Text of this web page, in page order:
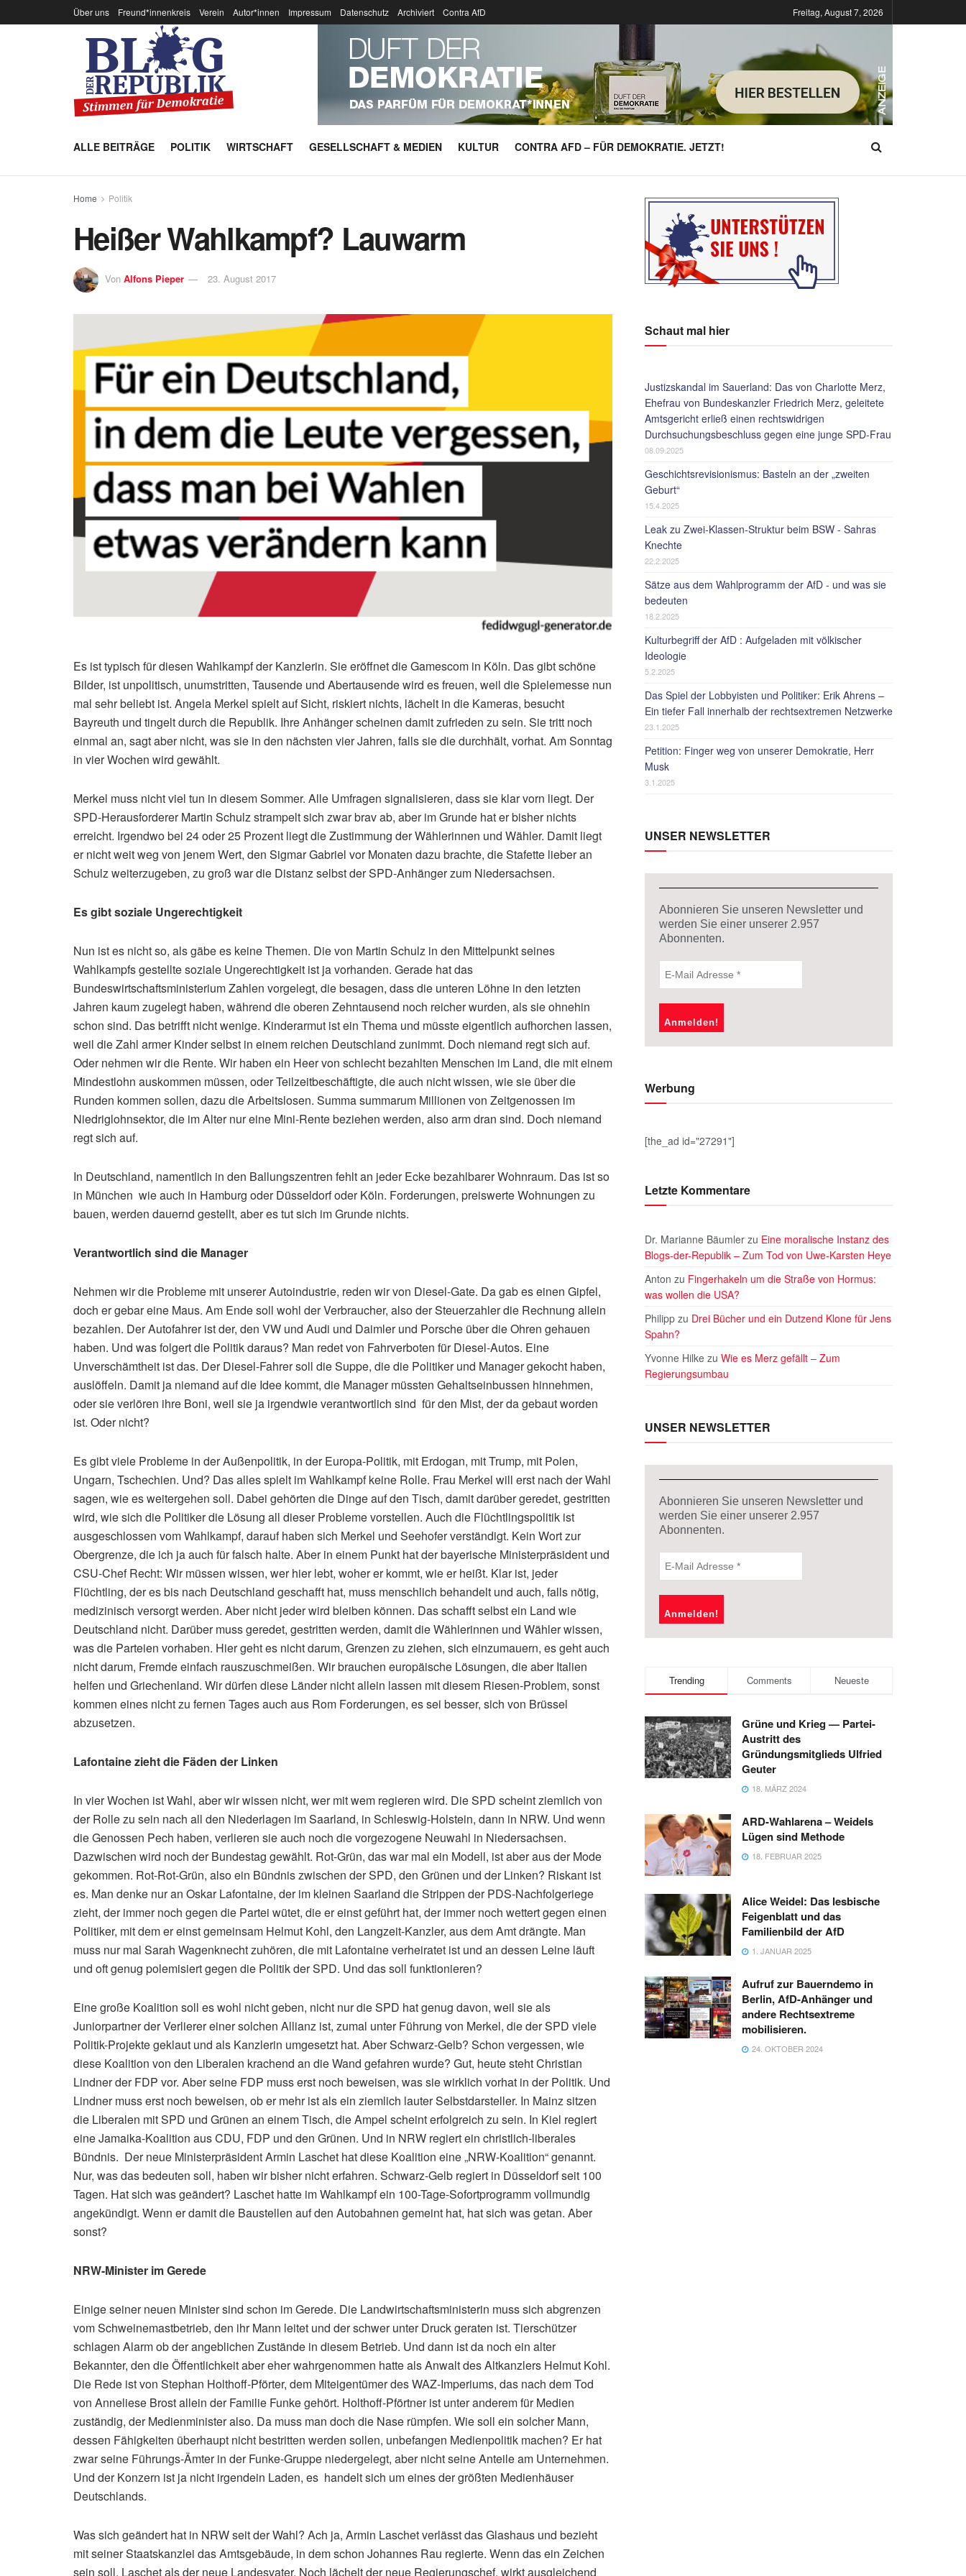
Über uns Freund*innenkreis Verein Autor*innen Impressum Datenschutz Archiviert Contra AfD Freitag, August 7, 2026
ALLE BEITRÄGE POLITIK WIRTSCHAFT GESELLSCHAFT & MEDIEN KULTUR CONTRA AFD – FÜR DEMOKRATIE. JETZT!
Home Politik
Heißer Wahlkampf? Lauwarm
Von Alfons Pieper 23. August 2017
Es ist typisch für diesen Wahlkampf der Kanzlerin. Sie eröffnet die Gamescom in Köln. Das gibt schöne
Bilder, ist unpolitisch, unumstritten, Tausende und Abertausende wird es freuen, weil die Spielemesse nun
mal sehr beliebt ist. Angela Merkel spielt auf Sicht, riskiert nichts, lächelt in die Kameras, besucht
Bayreuth und tingelt durch die Republik. Ihre Anhänger scheinen damit zufrieden zu sein. Sie tritt noch
einmal an, sagt aber nicht, was sie in den nächsten vier Jahren, falls sie die durchhält, vorhat. Am Sonntag
in vier Wochen wird gewählt.
Merkel muss nicht viel tun in diesem Sommer. Alle Umfragen signalisieren, dass sie klar vorn liegt. Der
SPD-Herausforderer Martin Schulz strampelt sich zwar brav ab, aber im Grunde hat er bisher nichts
erreicht. Irgendwo bei 24 oder 25 Prozent liegt die Zustimmung der Wählerinnen und Wähler. Damit liegt
er nicht weit weg von jenem Wert, den Sigmar Gabriel vor Monaten dazu brachte, die Stafette lieber an
Schulz weiterzugeben, zu groß war die Distanz selbst der SPD-Anhänger zum Niedersachsen.
Es gibt soziale Ungerechtigkeit
Nun ist es nicht so, als gäbe es keine Themen. Die von Martin Schulz in den Mittelpunkt seines
Wahlkampfs gestellte soziale Ungerechtigkeit ist ja vorhanden. Gerade hat das
Bundeswirtschaftsministerium Zahlen vorgelegt, die besagen, dass die unteren Löhne in den letzten
Jahren kaum zugelegt haben, während die oberen Zehntausend noch reicher wurden, als sie ohnehin
schon sind. Das betrifft nicht wenige. Kinderarmut ist ein Thema und müsste eigentlich aufhorchen lassen,
weil die Zahl armer Kinder selbst in einem reichen Deutschland zunimmt. Doch niemand regt sich auf.
Oder nehmen wir die Rente. Wir haben ein Heer von schlecht bezahlten Menschen im Land, die mit einem
Mindestlohn auskommen müssen, oder Teilzeitbeschäftigte, die auch nicht wissen, wie sie über die
Runden kommen sollen, dazu die Arbeitslosen. Summa summarum Millionen von Zeitgenossen im
Niedriglohnsektor, die im Alter nur eine Mini-Rente beziehen werden, also arm dran sind. Doch niemand
regt sich auf.
In Deutschland, namentlich in den Ballungszentren fehlt an jeder Ecke bezahlbarer Wohnraum. Das ist so
in München wie auch in Hamburg oder Düsseldorf oder Köln. Forderungen, preiswerte Wohnungen zu
bauen, werden dauernd gestellt, aber es tut sich im Grunde nichts.
Verantwortlich sind die Manager
Nehmen wir die Probleme mit unserer Autoindustrie, reden wir von Diesel-Gate. Da gab es einen Gipfel,
doch er gebar eine Maus. Am Ende soll wohl der Verbraucher, also der Steuerzahler die Rechnung allein
bezahlen. Der Autofahrer ist der, den VW und Audi und Daimler und Porsche über die Ohren gehauen
haben. Und was folgert die Politik daraus? Man redet von Fahrverboten für Diesel-Autos. Eine
Unverschämtheit ist das. Der Diesel-Fahrer soll die Suppe, die die Politiker und Manager gekocht haben,
auslöffeln. Damit ja niemand auf die Idee kommt, die Manager müssten Gehaltseinbussen hinnehmen,
oder sie verlören ihre Boni, weil sie ja irgendwie verantwortlich sind für den Mist, der da gebaut worden
ist. Oder nicht?
Es gibt viele Probleme in der Außenpolitik, in der Europa-Politik, mit Erdogan, mit Trump, mit Polen,
Ungarn, Tschechien. Und? Das alles spielt im Wahlkampf keine Rolle. Frau Merkel will erst nach der Wahl
sagen, wie es weitergehen soll. Dabei gehörten die Dinge auf den Tisch, damit darüber geredet, gestritten
wird, wie sich die Politiker die Lösung all dieser Probleme vorstellen. Auch die Flüchtlingspolitik ist
ausgeschlossen vom Wahlkampf, darauf haben sich Merkel und Seehofer verständigt. Kein Wort zur
Obergrenze, die ich ja auch für falsch halte. Aber in einem Punkt hat der bayerische Ministerpräsident und
CSU-Chef Recht: Wir müssen wissen, wer hier lebt, woher er kommt, wie er heißt. Klar ist, jeder
Flüchtling, der es bis nach Deutschland geschafft hat, muss menschlich behandelt und auch, falls nötig,
medizinisch versorgt werden. Aber nicht jeder wird bleiben können. Das schafft selbst ein Land wie
Deutschland nicht. Darüber muss geredet, gestritten werden, damit die Wählerinnen und Wähler wissen,
was die Parteien vorhaben. Hier geht es nicht darum, Grenzen zu ziehen, sich einzumauern, es geht auch
nicht darum, Fremde einfach rauszuschmeißen. Wir brauchen europäische Lösungen, die aber Italien
helfen und Griechenland. Wir dürfen diese Länder nicht allein lassen mit diesem Riesen-Problem, sonst
kommen eines nicht zu fernen Tages auch aus Rom Forderungen, es sei besser, sich von Brüssel
abzusetzen.
Lafontaine zieht die Fäden der Linken
In vier Wochen ist Wahl, aber wir wissen nicht, wer mit wem regieren wird. Die SPD scheint ziemlich von
der Rolle zu sein nach all den Niederlagen im Saarland, in Schleswig-Holstein, dann in NRW. Und wenn
die Genossen Pech haben, verlieren sie auch noch die vorgezogene Neuwahl in Niedersachsen.
Dazwischen wird noch der Bundestag gewählt. Rot-Grün, das war mal ein Modell, ist aber aus der Mode
gekommen. Rot-Rot-Grün, also ein Bündnis zwischen der SPD, den Grünen und der Linken? Riskant ist
es. Man denke nur an Oskar Lafontaine, der im kleinen Saarland die Strippen der PDS-Nachfolgeriege
zieht, der immer noch gegen die Partei wütet, die er einst geführt hat, der immer noch wettert gegen einen
Politiker, mit dem er einst gemeinsam Helmut Kohl, den Langzeit-Kanzler, aus dem Amt drängte. Man
muss nur mal Sarah Wagenknecht zuhören, die mit Lafontaine verheiratet ist und an dessen Leine läuft
und oft genug polemisiert gegen die Politik der SPD. Und das soll funktionieren?
Eine große Koalition soll es wohl nicht geben, nicht nur die SPD hat genug davon, weil sie als
Juniorpartner der Verlierer einer solchen Allianz ist, zumal unter Führung von Merkel, die der SPD viele
Politik-Projekte geklaut und als Kanzlerin umgesetzt hat. Aber Schwarz-Gelb? Schon vergessen, wie
diese Koalition von den Liberalen krachend an die Wand gefahren wurde? Gut, heute steht Christian
Lindner der FDP vor. Aber seine FDP muss erst noch beweisen, was sie wirklich vorhat in der Politik. Und
Lindner muss erst noch beweisen, ob er mehr ist als ein ziemlich lauter Selbstdarsteller. In Mainz sitzen
die Liberalen mit SPD und Grünen an einem Tisch, die Ampel scheint erfolgreich zu sein. In Kiel regiert
eine Jamaika-Koalition aus CDU, FDP und den Grünen. Und in NRW regiert ein christlich-liberales
Bündnis. Der neue Ministerpräsident Armin Laschet hat diese Koalition eine „NRW-Koalition“ genannt.
Nur, was das bedeuten soll, haben wir bisher nicht erfahren. Schwarz-Gelb regiert in Düsseldorf seit 100
Tagen. Hat sich was geändert? Laschet hatte im Wahlkampf ein 100-Tage-Sofortprogramm vollmundig
angekündigt. Wenn er damit die Baustellen auf den Autobahnen gemeint hat, hat sich was getan. Aber
sonst?
NRW-Minister im Gerede
Einige seiner neuen Minister sind schon im Gerede. Die Landwirtschaftsministerin muss sich abgrenzen
vom Schweinemastbetrieb, den ihr Mann leitet und der schwer unter Druck geraten ist. Tierschützer
schlagen Alarm ob der angeblichen Zustände in diesem Betrieb. Und dann ist da noch ein alter
Bekannter, den die Öffentlichkeit aber eher wahrgenommen hatte als Anwalt des Altkanzlers Helmut Kohl.
Die Rede ist von Stephan Holthoff-Pförter, dem Miteigentümer des WAZ-Imperiums, das nach dem Tod
von Anneliese Brost allein der Familie Funke gehört. Holthoff-Pförtner ist unter anderem für Medien
zuständig, der Medienminister also. Da muss man doch die Nase rümpfen. Wie soll ein solcher Mann,
dessen Fähigkeiten überhaupt nicht bestritten werden sollen, unbefangen Medienpolitik machen? Er hat
zwar seine Führungs-Ämter in der Funke-Gruppe niedergelegt, aber nicht seine Anteile am Unternehmen.
Und der Konzern ist ja nicht irgendein Laden, es handelt sich um eines der größten Medienhäuser
Deutschlands.
Was sich geändert hat in NRW seit der Wahl? Ach ja, Armin Laschet verlässt das Glashaus und bezieht
mit seiner Staatskanzlei das Amtsgebäude, in dem schon Johannes Rau regierte. Wenn das ein Zeichen
sein soll. Laschet als der neue Landesvater. Noch lächelt der neue Regierungschef, wirkt ausgleichend
Schaut mal hier
Justizskandal im Sauerland: Das von Charlotte Merz,
Ehefrau von Bundeskanzler Friedrich Merz, geleitete
Amtsgericht erließ einen rechtswidrigen
Durchsuchungsbeschluss gegen eine junge SPD-Frau
08.09.2025
Geschichtsrevisionismus: Basteln an der „zweiten
Geburt“
15.4.2025
Leak zu Zwei-Klassen-Struktur beim BSW - Sahras
Knechte
22.2.2025
Sätze aus dem Wahlprogramm der AfD - und was sie
bedeuten
18.2.2025
Kulturbegriff der AfD : Aufgeladen mit völkischer
Ideologie
5.2.2025
Das Spiel der Lobbyisten und Politiker: Erik Ahrens –
Ein tiefer Fall innerhalb der rechtsextremen Netzwerke
23.1.2025
Petition: Finger weg von unserer Demokratie, Herr
Musk
3.1.2025
UNSER NEWSLETTER
Abonnieren Sie unseren Newsletter und
werden Sie einer unserer 2.957
Abonnenten.
Werbung
[the_ad id="27291"]
Letzte Kommentare
Dr. Marianne Bäumler zu Eine moralische Instanz des
Blogs-der-Republik – Zum Tod von Uwe-Karsten Heye
Anton zu Fingerhakeln um die Straße von Hormus:
was wollen die USA?
Philipp zu Drei Bücher und ein Dutzend Klone für Jens
Spahn?
Yvonne Hilke zu Wie es Merz gefällt – Zum
Regierungsumbau
UNSER NEWSLETTER
Abonnieren Sie unseren Newsletter und
werden Sie einer unserer 2.957
Abonnenten.
Trending Comments Neueste
Grüne und Krieg — Partei-
Austritt des
Gründungsmitglieds Ulfried
Geuter
18. MÄRZ 2024
ARD-Wahlarena – Weidels
Lügen sind Methode
18. FEBRUAR 2025
Alice Weidel: Das lesbische
Feigenblatt und das
Familienbild der AfD
1. JANUAR 2025
Aufruf zur Bauerndemo in
Berlin, AfD-Anhänger und
andere Rechtsextreme
mobilisieren.
24. OKTOBER 2024